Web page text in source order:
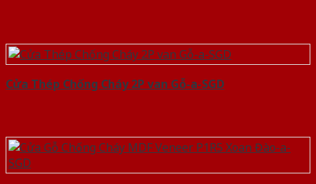
Cửa Thép Chống Cháy 2P van Gỗ-a-SGD